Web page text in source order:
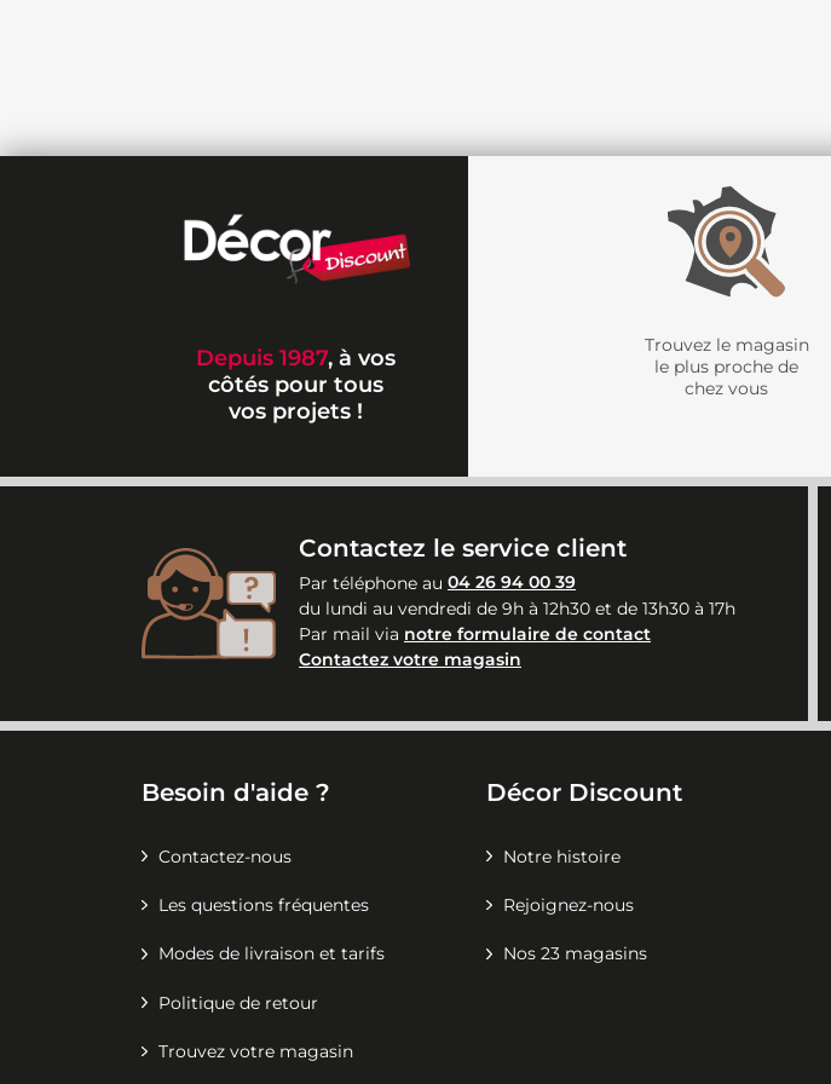
Depuis 1987, à vos
côtés pour tous
vos projets !
Trouvez le magasin
le plus proche de
chez vous
Contactez le service client
Par téléphone au 04 26 94 00 39
du lundi au vendredi de 9h à 12h30 et de 13h30 à 17h
Par mail via notre formulaire de contact
Contactez votre magasin
Besoin d'aide ?
Contactez-nous
Les questions fréquentes
Modes de livraison et tarifs
Politique de retour
Trouvez votre magasin
Décor Discount
Notre histoire
Rejoignez-nous
Nos 23 magasins